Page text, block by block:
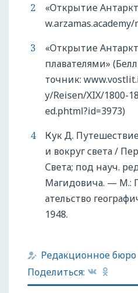
«Открытие
«Открытие
плавателями»
точник:
y/Reisen/XIX/1800-
ed.phtml?id=3973)
Кук Д.
и вокруг света /
Света; под науч.
Магидовича. — М.:
ательство
1948.
Редакционное бюро
Поделиться: